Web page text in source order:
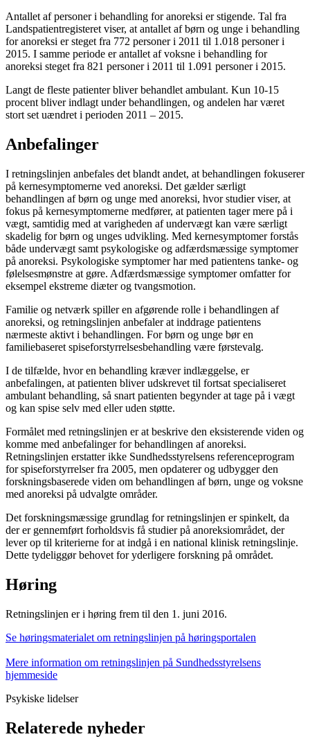
Antallet af personer i behandling for anoreksi er stigende. Tal fra
Landspatientregisteret viser, at antallet af børn og unge i behandling
for anoreksi er steget fra 772 personer i 2011 til 1.018 personer i
2015. I samme periode er antallet af voksne i behandling for
anoreksi steget fra 821 personer i 2011 til 1.091 personer i 2015.
Langt de fleste patienter bliver behandlet ambulant. Kun 10-15
procent bliver indlagt under behandlingen, og andelen har været
stort set uændret i perioden 2011 – 2015.
Anbefalinger
I retningslinjen anbefales det blandt andet, at behandlingen fokuserer
på kernesymptomerne ved anoreksi. Det gælder særligt
behandlingen af børn og unge med anoreksi, hvor studier viser, at
fokus på kernesymptomerne medfører, at patienten tager mere på i
vægt, samtidig med at varigheden af undervægt kan være særligt
skadelig for børn og unges udvikling. Med kernesymptomer forstås
både undervægt samt psykologiske og adfærdsmæssige symptomer
på anoreksi. Psykologiske symptomer har med patientens tanke- og
følelsesmønstre at gøre. Adfærdsmæssige symptomer omfatter for
eksempel ekstreme diæter og tvangsmotion.
Familie og netværk spiller en afgørende rolle i behandlingen af
anoreksi, og retningslinjen anbefaler at inddrage patientens
nærmeste aktivt i behandlingen. For børn og unge bør en
familiebaseret spiseforstyrrelsesbehandling være førstevalg.
I de tilfælde, hvor en behandling kræver indlæggelse, er
anbefalingen, at patienten bliver udskrevet til fortsat specialiseret
ambulant behandling, så snart patienten begynder at tage på i vægt
og kan spise selv med eller uden støtte.
Formålet med retningslinjen er at beskrive den eksisterende viden og
komme med anbefalinger for behandlingen af anoreksi.
Retningslinjen erstatter ikke Sundhedsstyrelsens referenceprogram
for spiseforstyrrelser fra 2005, men opdaterer og udbygger den
forskningsbaserede viden om behandlingen af børn, unge og voksne
med anoreksi på udvalgte områder.
Det forskningsmæssige grundlag for retningslinjen er spinkelt, da
der er gennemført forholdsvis få studier på anoreksiområdet, der
lever op til kriterierne for at indgå i en national klinisk retningslinje.
Dette tydeliggør behovet for yderligere forskning på området.
Høring
Retningslinjen er i høring frem til den 1. juni 2016.
Se høringsmaterialet om retningslinjen på høringsportalen
Mere information om retningslinjen på Sundhedsstyrelsens
hjemmeside
Psykiske lidelser
Relaterede nyheder